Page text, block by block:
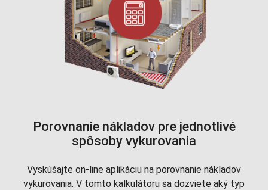
Porovnanie nákladov pre jednotlivé
spôsoby vykurovania
Vyskúšajte on-line aplikáciu na porovnanie nákladov
vykurovania. V tomto kalkulátoru sa dozviete aký typ